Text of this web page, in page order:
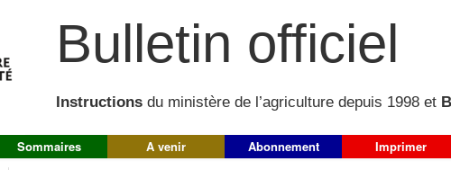
Bulletin officiel
Instructions du ministère de l’agriculture depuis 1998 et
Sommaires A venir Abonnement Imprimer